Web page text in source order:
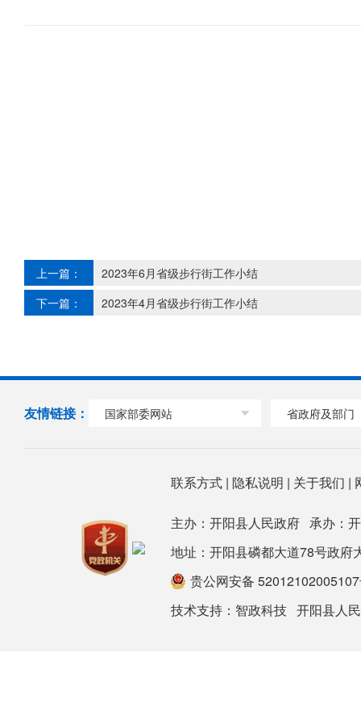
上一篇：
2023年6月省级步行街工作小结
下一篇：
2023年4月省级步行街工作小结
友情链接： 国家部委网站 省政府及部门
联系方式| 隐私说明 | 关于我们 |
主办：开阳县人民政府 承办：
地址：开阳县磷都大道78号政
贵公网安备
技术支持： 智政科技 开阳县人